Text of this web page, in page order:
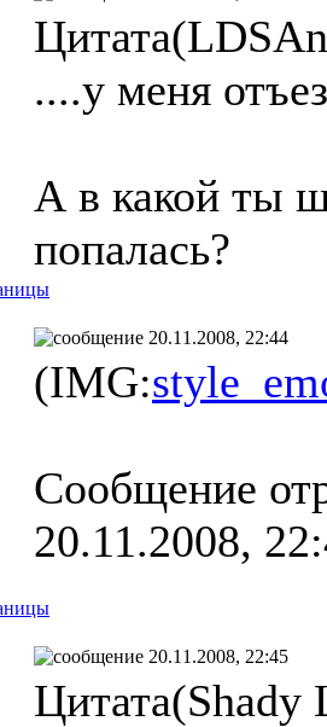
....у меня
А в какой ты
попалась?
20.11.2008, 22:44
(IMG:
Сообщение
20.11.2008,
20.11.2008, 22:45
Цитата(Shady